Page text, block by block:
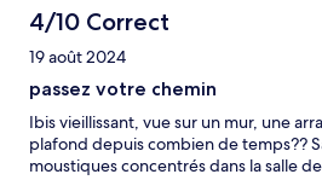
4/10 Correct
19 août 2024
passez votre chemin
Ibis vieillissant, vue sur un mur, une
plafond depuis combien de temps??
moustiques concentrés dans la salle